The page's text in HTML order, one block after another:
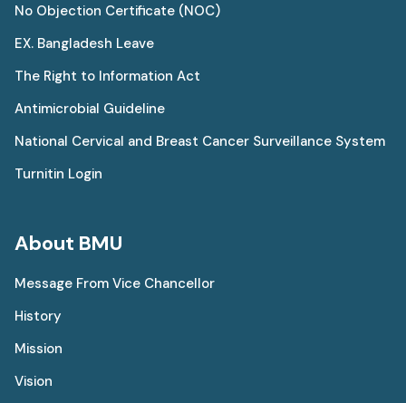
No Objection Certificate (NOC)
EX. Bangladesh Leave
The Right to Information Act
Antimicrobial Guideline
National Cervical and Breast Cancer Surveillance System
Turnitin Login
About BMU
Message From Vice Chancellor
History
Mission
Vision